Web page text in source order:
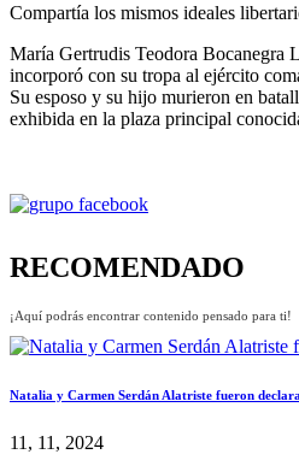
Compartía los mismos ideales
María Gertrudis Teodora Bocanegra
incorporó con su tropa al ejército
Su esposo y su hijo murieron en
exhibida en la plaza principal
RECOMENDADO
¡Aquí podrás encontrar contenido pensado para ti!
Natalia y Carmen Serdán Alatriste fueron
11, 11, 2024